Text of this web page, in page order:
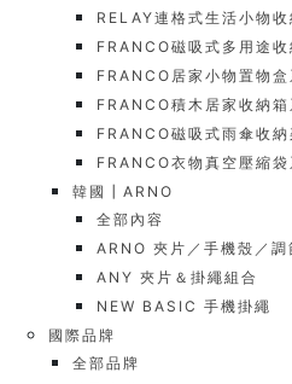
RELAY連格式生活小物收
FRANCO磁吸式多用途
FRANCO居家小物置物盒
FRANCO積木居家收納箱
FRANCO磁吸式雨傘收納
FRANCO衣物真空壓縮袋
韓國┃ARNO
全部內容
ARNO 夾片／手機殼／調
ANY 夾片＆掛繩組合
NEW BASIC 手機掛繩
國際品牌
全部品牌